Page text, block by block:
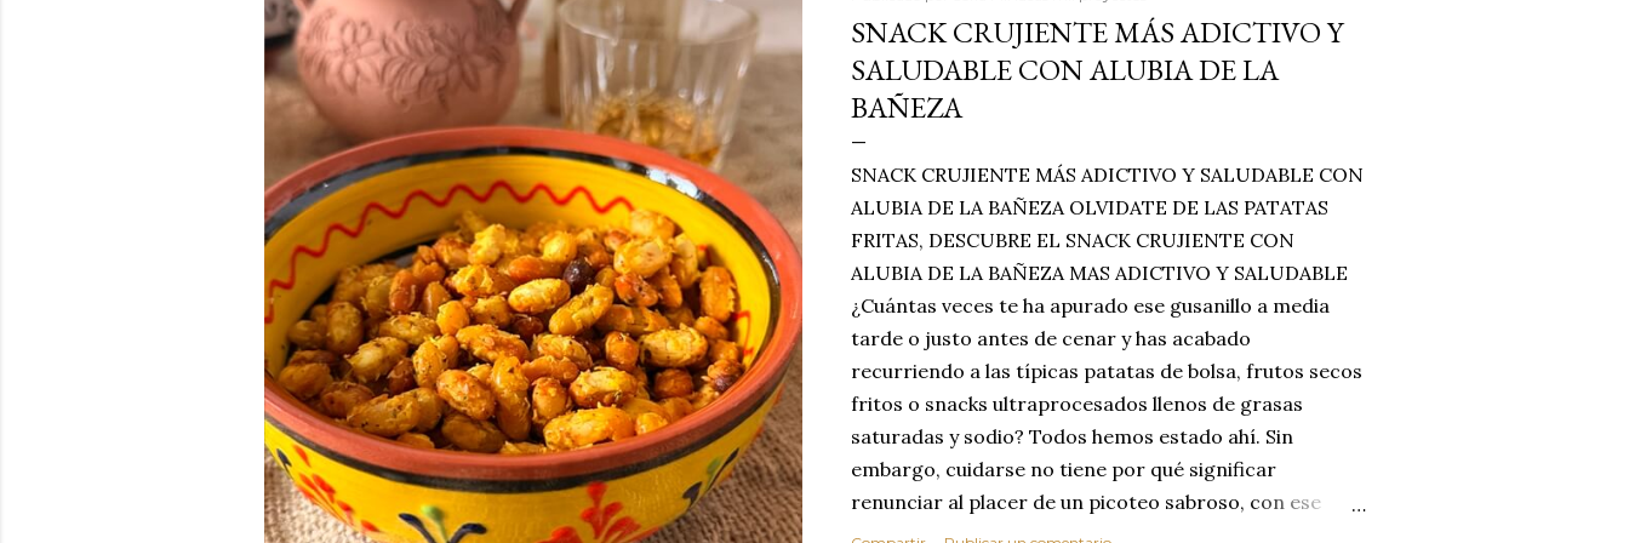
SNACK CRUJIENTE MÁS ADICTIVO Y
SALUDABLE CON ALUBIA DE LA
BAÑEZA
SNACK CRUJIENTE MÁS ADICTIVO Y SALUDABLE CON
ALUBIA DE LA BAÑEZA OLVIDATE DE LAS PATATAS
FRITAS, DESCUBRE EL SNACK CRUJIENTE CON
ALUBIA DE LA BAÑEZA MAS ADICTIVO Y SALUDABLE
¿Cuántas veces te ha apurado ese gusanillo a media
tarde o justo antes de cenar y has acabado
recurriendo a las típicas patatas de bolsa, frutos secos
fritos o snacks ultraprocesados llenos de grasas
saturadas y sodio? Todos hemos estado ahí. Sin
embargo, cuidarse no tiene por qué significar
renunciar al placer de un picoteo sabroso, con ese
toque tostado y crujiente que tanto nos satisface.